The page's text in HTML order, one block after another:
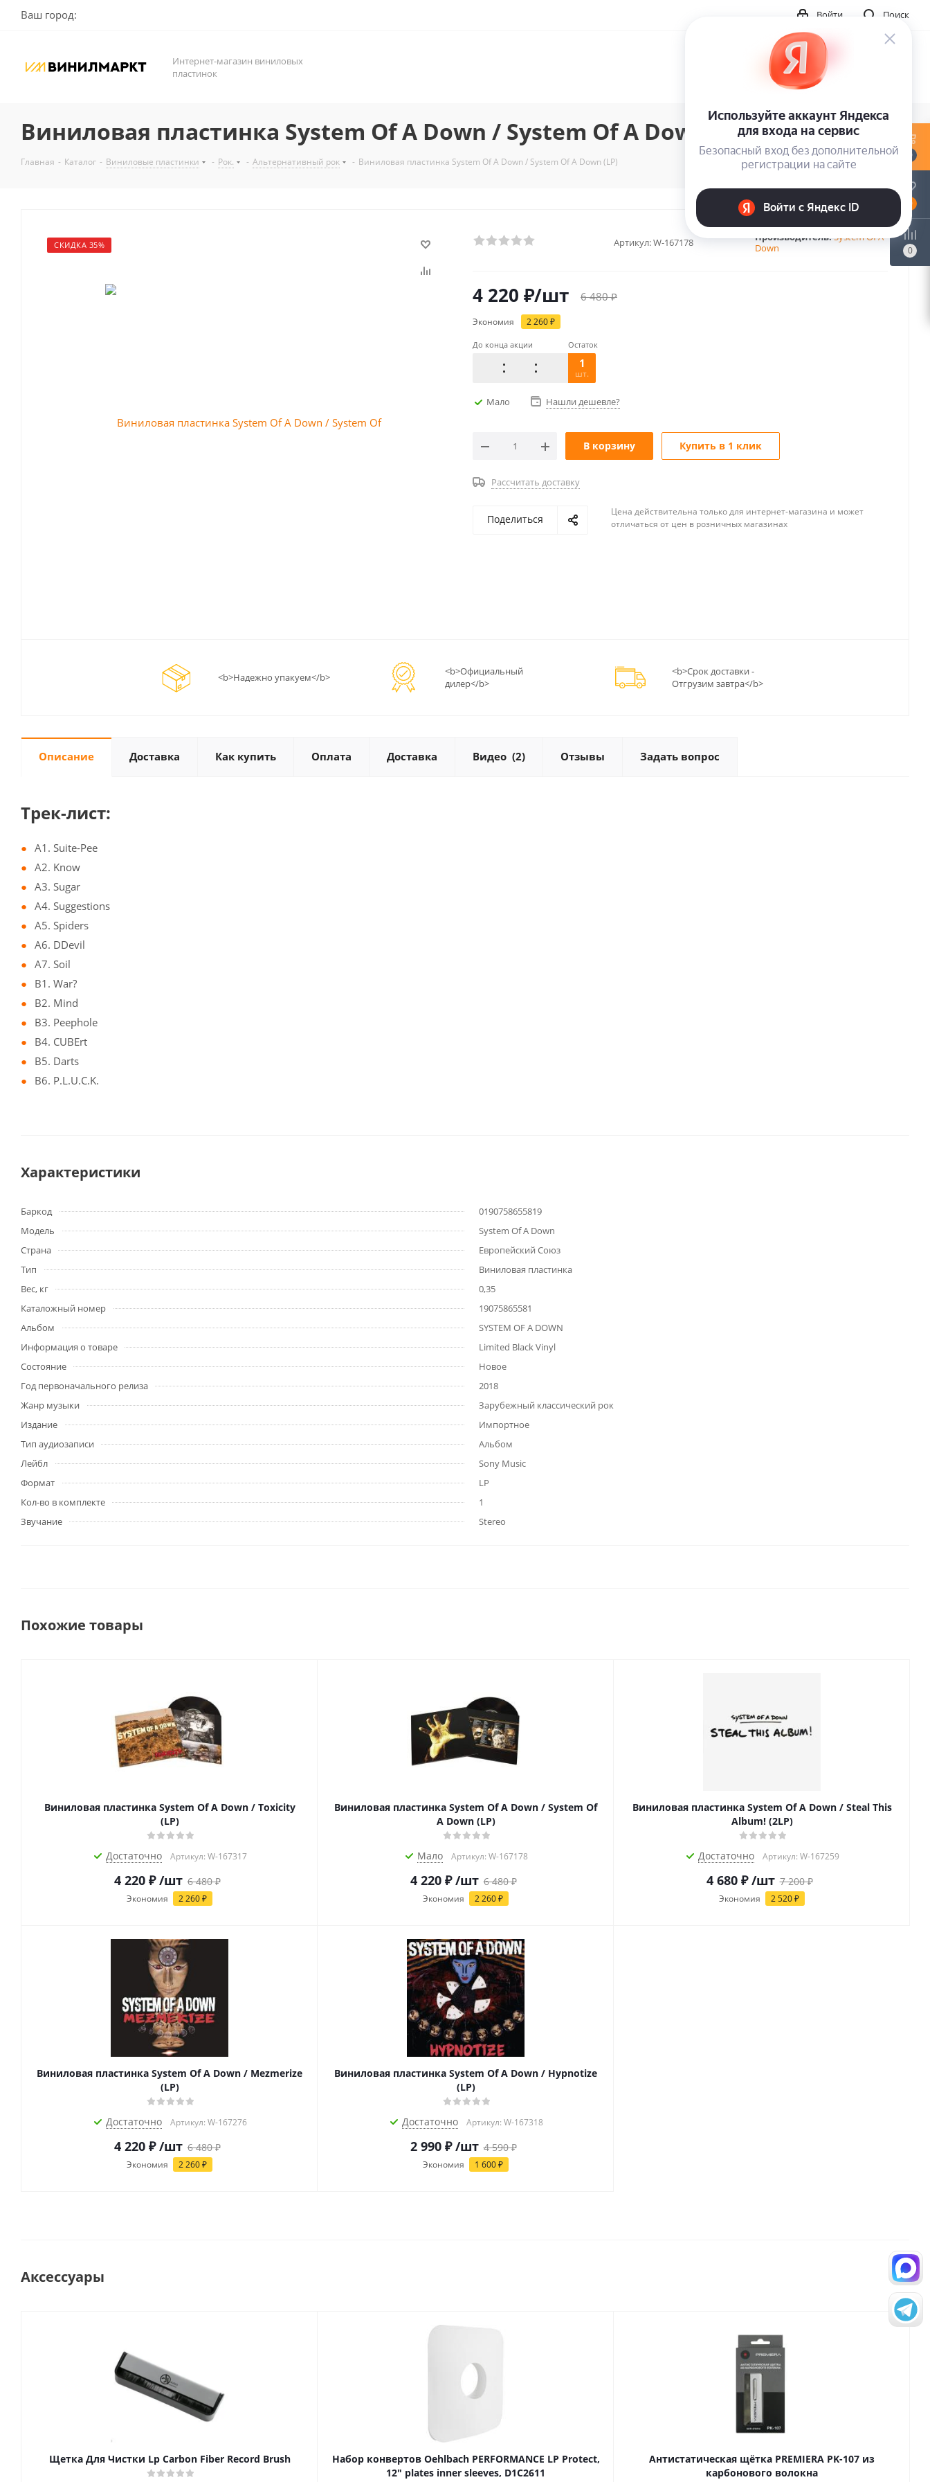
Ваш город: Поиск
Войти
Интернет-магазин виниловых
пластинок
Виниловая пластинка System Of A Down / System Of A Down (LP)
Главная - Каталог - Виниловые пластинки - Рок. - Альтернативный рок - Виниловая пластинка System Of A Down / System Of A Down (LP)
СКИДКА 35% Артикул:W-167178 Производитель:System Of A
Down
4 220 ₽/шт 6 480₽
Экономия 2 260₽
До конца акции Остаток
1
шт.
Мало Нашли дешевле?
В корзину Купить в 1 клик
Рассчитать доставку
Поделиться
Цена действительна только для интернет-магазина и может
отличаться от цен в розничных магазинах
<b>Надежно упакуем</b>
<b>Официальный
дилер</b>
<b>Срок доставки -
Отгрузим завтра</b>
Описание Доставка Как купить Оплата Доставка Видео (2) Отзывы Задать вопрос
Трек-лист:
A1. Suite-Pee
A2. Know
A3. Sugar
A4. Suggestions
A5. Spiders
A6. DDevil
A7. Soil
B1. War?
B2. Mind
B3. Peephole
B4. CUBErt
B5. Darts
B6. P.L.U.C.K.
Характеристики
Баркод
0190758655819
Модель
System Of A Down
Страна
Европейский Союз
Тип
Виниловая пластинка
Вес, кг
0,35
Каталожный номер
19075865581
Альбом
SYSTEM OF A DOWN
Информация о товаре
Limited Black Vinyl
Состояние
Новое
Год первоначального релиза
2018
Жанр музыки
Зарубежный классический рок
Издание
Импортное
Тип аудиозаписи
Альбом
Лейбл
Sony Music
Формат
LP
Кол-во в комплекте
1
Звучание
Stereo
Похожие товары
Виниловая пластинка System Of A Down / Toxicity
(LP)
Достаточно Артикул: W-167317
4 220₽ /шт 6 480₽
Экономия 2 260₽
Виниловая пластинка System Of A Down / System Of
A Down (LP)
Мало Артикул: W-167178
4 220₽ /шт 6 480₽
Экономия 2 260₽
Виниловая пластинка System Of A Down / Steal This
Album! (2LP)
Достаточно Артикул: W-167259
4 680₽ /шт 7 200₽
Экономия 2 520₽
Виниловая пластинка System Of A Down / Mezmerize
(LP)
Достаточно Артикул: W-167276
4 220₽ /шт 6 480₽
Экономия 2 260₽
Виниловая пластинка System Of A Down / Hypnotize
(LP)
Достаточно Артикул: W-167318
2 990₽ /шт 4 590₽
Экономия 1 600₽
Аксессуары
Щетка Для Чистки Lp Carbon Fiber Record Brush
Набор конвертов Oehlbach PERFORMANCE LP Protect,
12" plates inner sleeves, D1C2611
Антистатическая щётка PREMIERA PK-107 из
карбонового волокна
0
0
0